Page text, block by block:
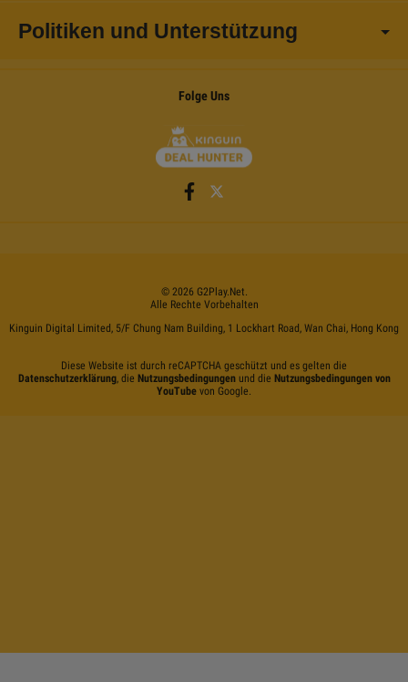
Politiken und Unterstützung
Folge Uns
© 2026 G2Play.net.
Alle Rechte Vorbehalten
Kinguin Digital Limited, 5/F Chung Nam Building, 1 Lockhart Road, Wan Chai, Hong Kong
Diese Website ist durch reCAPTCHA geschützt und es gelten die
Datenschutzerklärung, die Nutzungsbedingungenund die Nutzungsbedingungen von
YouTube von Google.